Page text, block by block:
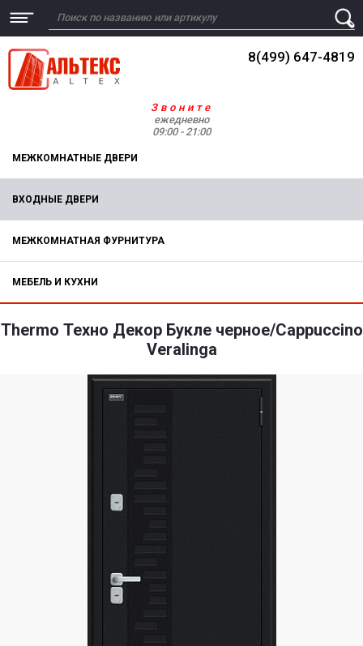
8(499) 647-4819
Звоните
ежедневно
09:00 - 21:00
МЕЖКОМНАТНЫЕ ДВЕРИ
ВХОДНЫЕ ДВЕРИ
МЕЖКОМНАТНАЯ ФУРНИТУРА
МЕБЕЛЬ И КУХНИ
Thermo Техно Декор Букле черное/Cappuccino
Veralinga